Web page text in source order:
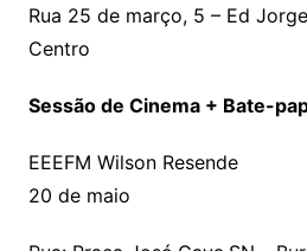
Rua 25 de março, 5 – Ed
Centro
Sessão de Cinema + Bate-
EEEFM Wilson Resende
20 de maio